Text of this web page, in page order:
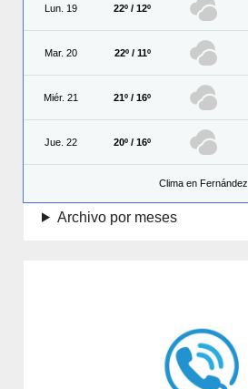
Lun. 19 22º / 12º
Mar. 20 22º / 11º
Miér. 21 21º / 16º
Jue. 22 20º / 16º
Clima en Fernández
Archivo por meses